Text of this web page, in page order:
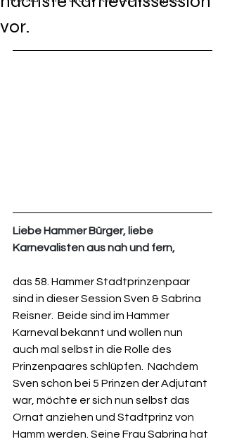
vor.
Liebe Hammer Bürger, liebe
Karnevalisten aus nah und fern,
das 58. Hammer Stadtprinzenpaar
sind in dieser Session Sven & Sabrina
Reisner.  Beide sind im Hammer
Karneval bekannt und wollen nun
auch mal selbst in die Rolle des
Prinzenpaares schlüpfen.  Nachdem
Sven schon bei 5 Prinzen der Adjutant
war, möchte er sich nun selbst das
Ornat anziehen und Stadtprinz von
Hamm werden. Seine Frau Sabrina hat